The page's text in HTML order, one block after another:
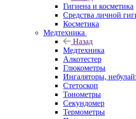
Гигиена и косметика
Средства личной
Косметика
Медтехника
Назад
Медтехника
Алкотестер
Глюкометры
Ингаляторы,
Стетоскоп
Тонометры
Секундомер
Термометры